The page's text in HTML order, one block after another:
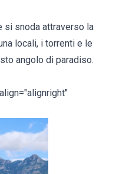
si snoda attraverso la
locali, i torrenti e le
angolo di paradiso.